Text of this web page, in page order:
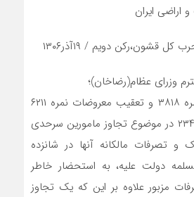
اراضی ایران
قشون،رکن دویم / ۱۹آذر۱۳۰۶
وزرای عظام(رضاخان)؛
معطوف به مرقومه نمره ۳۸۱۸ و تعقیب معروضات نمره ۶۲۱۱
و نمره ۶۰۳۸ و نمره ۲۳۴۲ در موضوع تجاوز مامورین سرحدی
تصرفات مالکانه آنها در شانزده
دولت علیه، به استحضار خاطر
مزبور علاوه بر این که یک تجاوز